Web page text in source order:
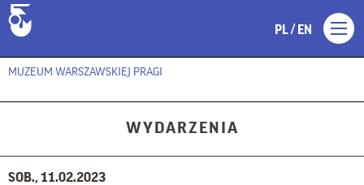
PL/ EN
MUZEUM WARSZAWSKIEJ PRAGI
WYDARZENIA
SOB., 11.02.2023